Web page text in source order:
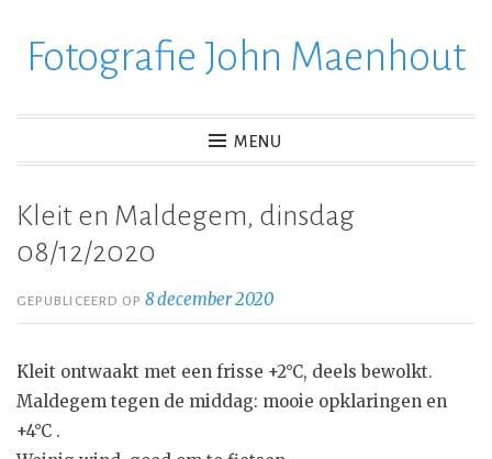
verderFotografie John Maenhout
MENU
Kleit en Maldegem, dinsdag
08/12/2020
GEPUBLICEERD OP8 december 2020
Kleit ontwaakt met een frisse +2°C, deels bewolkt.
Maldegem tegen de middag: mooie opklaringen en
+4°C .